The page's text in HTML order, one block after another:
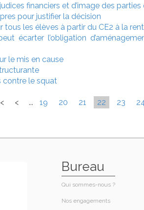
financiers et d’image des parties
pour justifier la décision
les élèves à partir du CE2 à la
écarter l’obligation
le mis en cause
contre le squat
< ... 19 20 21 22 23
Bureau
Qui sommes-nous ?
Nos engagements